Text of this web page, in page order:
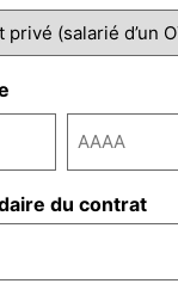
du contrat